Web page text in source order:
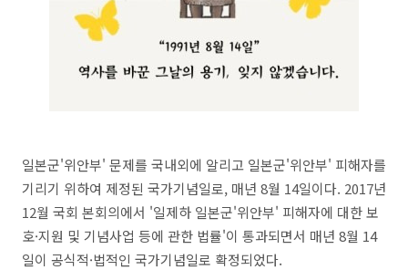
일본군'위안부' 문제를 국내외에 알리고 일본군'위안부' 피해자를
기리기 위하여 제정된 국가기념일로, 매년 8월 14일이다. 2017년
12월 국회 본회의에서 '일제하 일본군'위안부' 피해자에 대한 보
호·지원 및 기념사업 등에 관한 법률'이 통과되면서 매년 8월 14
일이 공식적·법적인 국가기념일로 확정되었다.